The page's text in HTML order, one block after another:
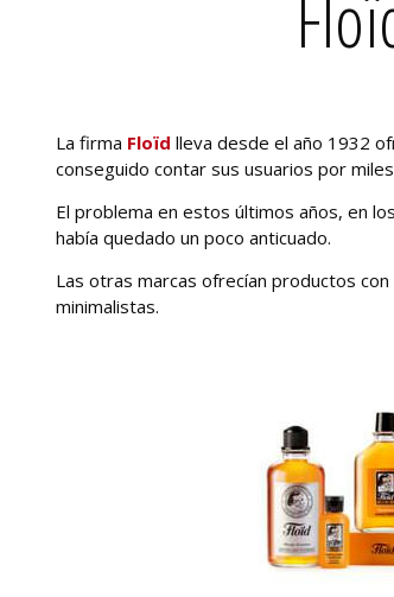
La firma Floïd lleva desde el año 1932
conseguido contar sus usuarios por
El problema en estos últimos años, en
había quedado un poco anticuado.
Las otras marcas ofrecían productos
minimalistas.